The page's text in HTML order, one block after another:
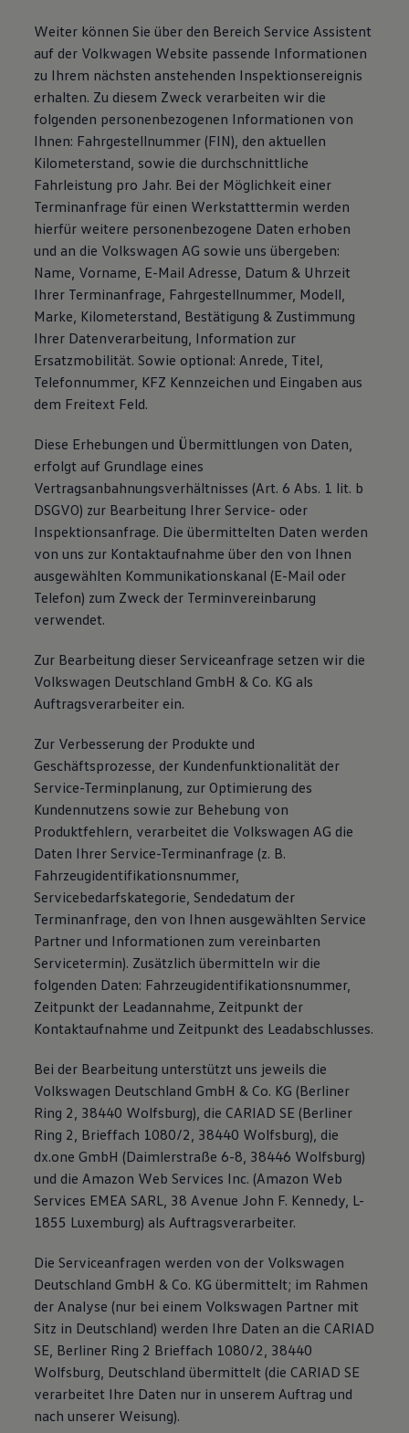
Weiter können Sie über den Bereich Service Assistent
auf der Volkwagen Website passende Informationen
zu Ihrem nächsten anstehenden Inspektionsereignis
erhalten. Zu diesem Zweck verarbeiten wir die
folgenden personenbezogenen Informationen von
Ihnen: Fahrgestellnummer (FIN), den aktuellen
Kilometerstand, sowie die durchschnittliche
Fahrleistung pro Jahr. Bei der Möglichkeit einer
Terminanfrage für einen Werkstatttermin werden
hierfür weitere personenbezogene Daten erhoben
und an die Volkswagen AG sowie uns übergeben:
Name, Vorname, E-Mail Adresse, Datum & Uhrzeit
Ihrer Terminanfrage, Fahrgestellnummer, Modell,
Marke, Kilometerstand, Bestätigung & Zustimmung
Ihrer Datenverarbeitung, Information zur
Ersatzmobilität. Sowie optional: Anrede, Titel,
Telefonnummer, KFZ Kennzeichen und Eingaben aus
dem Freitext Feld.
Diese Erhebungen und Übermittlungen von Daten,
erfolgt auf Grundlage eines
Vertragsanbahnungsverhältnisses (Art. 6 Abs. 1 lit. b
DSGVO) zur Bearbeitung Ihrer Service- oder
Inspektionsanfrage. Die übermittelten Daten werden
von uns zur Kontaktaufnahme über den von Ihnen
ausgewählten Kommunikationskanal (E-Mail oder
Telefon) zum Zweck der Terminvereinbarung
verwendet.
Zur Bearbeitung dieser Serviceanfrage setzen wir die
Volkswagen Deutschland GmbH & Co. KG als
Auftragsverarbeiter ein.
Zur Verbesserung der Produkte und
Geschäftsprozesse, der Kundenfunktionalität der
Service-Terminplanung, zur Optimierung des
Kundennutzens sowie zur Behebung von
Produktfehlern, verarbeitet die Volkswagen AG die
Daten Ihrer Service-Terminanfrage (z. B.
Fahrzeugidentifikationsnummer,
Servicebedarfskategorie, Sendedatum der
Terminanfrage, den von Ihnen ausgewählten Service
Partner und Informationen zum vereinbarten
Servicetermin). Zusätzlich übermitteln wir die
folgenden Daten: Fahrzeugidentifikationsnummer,
Zeitpunkt der Leadannahme, Zeitpunkt der
Kontaktaufnahme und Zeitpunkt des Leadabschlusses.
Bei der Bearbeitung unterstützt uns jeweils die
Volkswagen Deutschland GmbH & Co. KG (Berliner
Ring 2, 38440 Wolfsburg), die CARIAD SE (Berliner
Ring 2, Brieffach 1080/2, 38440 Wolfsburg), die
dx.one GmbH (Daimlerstraße 6-8, 38446 Wolfsburg)
und die Amazon Web Services Inc. (Amazon Web
Services EMEA SARL, 38 Avenue John F. Kennedy, L-
1855 Luxemburg) als Auftragsverarbeiter.
Die Serviceanfragen werden von der Volkswagen
Deutschland GmbH & Co. KG übermittelt; im Rahmen
der Analyse (nur bei einem Volkswagen Partner mit
Sitz in Deutschland) werden Ihre Daten an die CARIAD
SE, Berliner Ring 2 Brieffach 1080/2, 38440
Wolfsburg, Deutschland übermittelt (die CARIAD SE
verarbeitet Ihre Daten nur in unserem Auftrag und
nach unserer Weisung).